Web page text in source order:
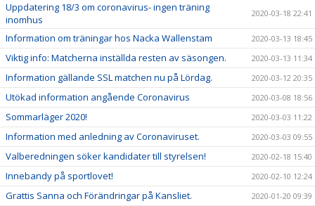
Uppdatering 18/3 om coronavirus- ingen träning
inomhus
2020-03-18 22:41
Information om träningar hos Nacka Wallenstam 2020-03-13 18:45
Viktig info: Matcherna inställda resten av säsongen. 2020-03-13 11:34
Information gällande SSL matchen nu på Lördag. 2020-03-12 20:35
Utökad information angående Coronavirus 2020-03-08 18:56
Sommarläger 2020! 2020-03-03 11:22
Information med anledning av Coronaviruset. 2020-03-03 09:55
Valberedningen söker kandidater till styrelsen! 2020-02-18 15:40
Innebandy på sportlovet! 2020-02-10 12:24
Grattis Sanna och Förändringar på Kansliet. 2020-01-20 09:39